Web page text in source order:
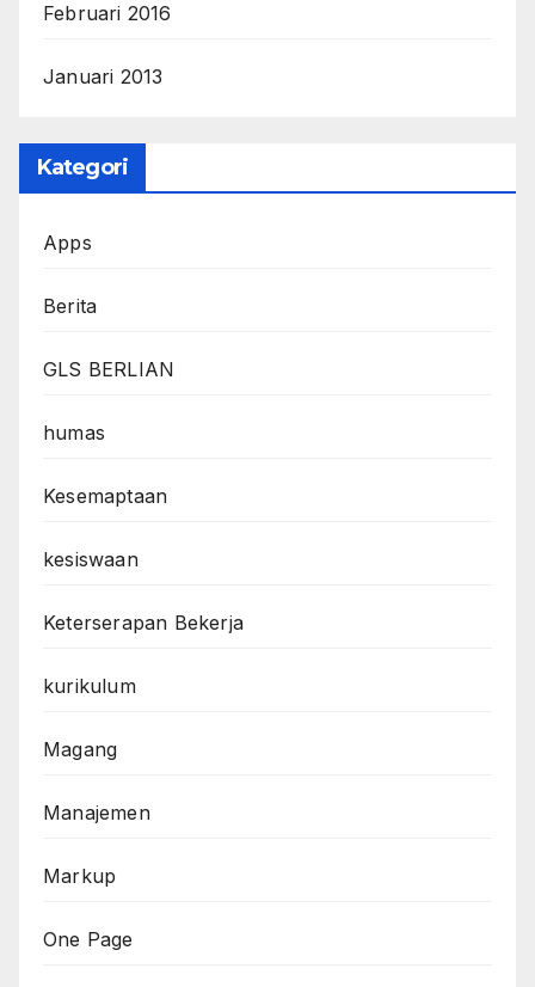
Februari 2016
Januari 2013
Kategori
Apps
Berita
GLS BERLIAN
humas
Kesemaptaan
kesiswaan
Keterserapan Bekerja
kurikulum
Magang
Manajemen
Markup
One Page